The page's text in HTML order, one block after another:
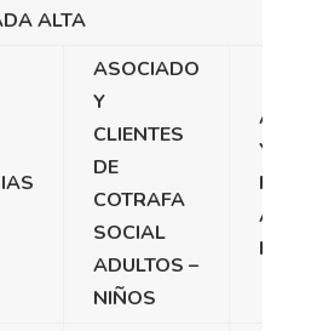
ALTA
ASOCIADO
Y
CLIENTES
DE
COTRAFA
SOCIAL
ADULTOS –
NIÑOS
Y